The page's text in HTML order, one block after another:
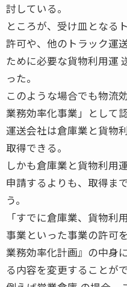
討している。
ところが、受け皿となる
許可や、他のトラック運
ために必要な貨物利用運
った。
このような場合でも物流
業務効率化事業」として
運送会社は倉庫業と貨物
取得できる。
しかも倉庫業と貨物利用
申請するよりも、取得ま
う。
「すでに倉庫業、貨物利
事業といった事業の許可
業務効率化計画』の中身
る内容を変更することがで